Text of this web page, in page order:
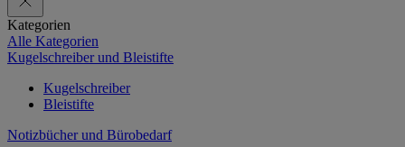
Kategorien
Alle Kategorien
Kugelschreiber und Bleistifte
Kugelschreiber
Bleistifte
Notizbücher und Bürobedarf